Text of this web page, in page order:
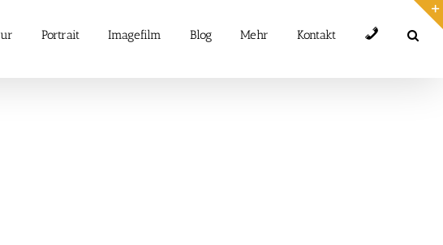
Portrait Imagefilm Blog Mehr Kontakt Telefon